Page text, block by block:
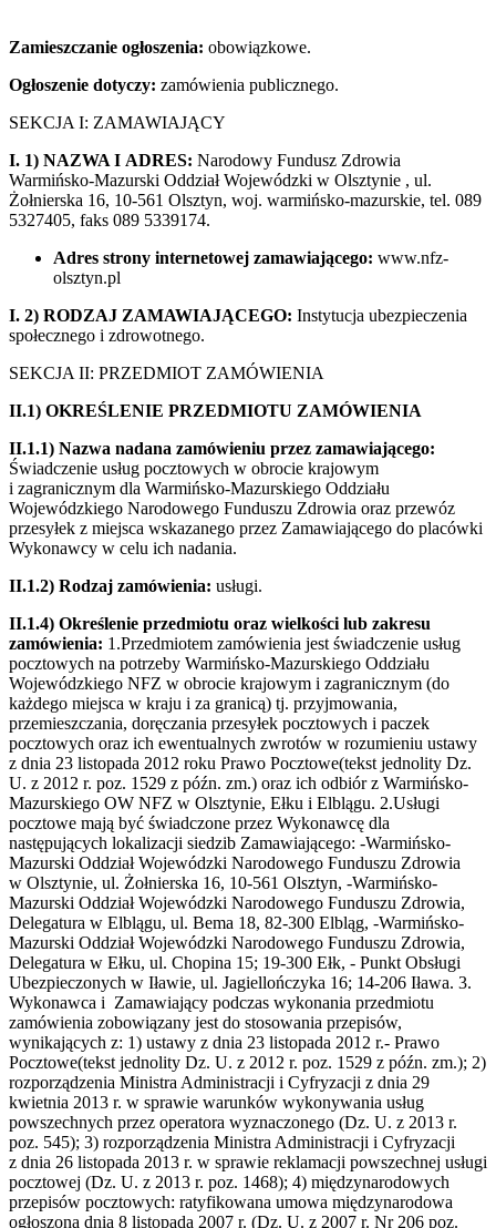
Zamieszczanie ogłoszenia: obowiązkowe.
Ogłoszenie dotyczy: zamówienia publicznego.
SEKCJA I: ZAMAWIAJĄCY
I. 1) NAZWA I ADRES: Narodowy Fundusz Zdrowia
Warmińsko-Mazurski Oddział Wojewódzki w Olsztynie , ul.
Żołnierska 16, 10-561 Olsztyn, woj. warmińsko-mazurskie, tel. 089
5327405, faks 089 5339174.
Adres strony internetowej zamawiającego: www.nfz-
olsztyn.pl
I. 2) RODZAJ ZAMAWIAJĄCEGO: Instytucja ubezpieczenia
społecznego i zdrowotnego.
SEKCJA II: PRZEDMIOT ZAMÓWIENIA
II.1) OKREŚLENIE PRZEDMIOTU ZAMÓWIENIA
II.1.1) Nazwa nadana zamówieniu przez zamawiającego:
Świadczenie usług pocztowych w obrocie krajowym
i zagranicznym dla Warmińsko-Mazurskiego Oddziału
Wojewódzkiego Narodowego Funduszu Zdrowia oraz przewóz
przesyłek z miejsca wskazanego przez Zamawiającego do placówki
Wykonawcy w celu ich nadania.
II.1.2) Rodzaj zamówienia: usługi.
II.1.4) Określenie przedmiotu oraz wielkości lub zakresu
zamówienia: 1.Przedmiotem zamówienia jest świadczenie usług
pocztowych na potrzeby Warmińsko-Mazurskiego Oddziału
Wojewódzkiego NFZ w obrocie krajowym i zagranicznym (do
każdego miejsca w kraju i za granicą) tj. przyjmowania,
przemieszczania, doręczania przesyłek pocztowych i paczek
pocztowych oraz ich ewentualnych zwrotów w rozumieniu ustawy
z dnia 23 listopada 2012 roku Prawo Pocztowe(tekst jednolity Dz.
U. z 2012 r. poz. 1529 z późn. zm.) oraz ich odbiór z Warmińsko-
Mazurskiego OW NFZ w Olsztynie, Ełku i Elblągu. 2.Usługi
pocztowe mają być świadczone przez Wykonawcę dla
następujących lokalizacji siedzib Zamawiającego: -Warmińsko-
Mazurski Oddział Wojewódzki Narodowego Funduszu Zdrowia
w Olsztynie, ul. Żołnierska 16, 10-561 Olsztyn, -Warmińsko-
Mazurski Oddział Wojewódzki Narodowego Funduszu Zdrowia,
Delegatura w Elblągu, ul. Bema 18, 82-300 Elbląg, -Warmińsko-
Mazurski Oddział Wojewódzki Narodowego Funduszu Zdrowia,
Delegatura w Ełku, ul. Chopina 15; 19-300 Ełk, - Punkt Obsługi
Ubezpieczonych w Iławie, ul. Jagiellończyka 16; 14-206 Iława. 3.
Wykonawca i Zamawiający podczas wykonania przedmiotu
zamówienia zobowiązany jest do stosowania przepisów,
wynikających z: 1) ustawy z dnia 23 listopada 2012 r.- Prawo
Pocztowe(tekst jednolity Dz. U. z 2012 r. poz. 1529 z późn. zm.); 2)
rozporządzenia Ministra Administracji i Cyfryzacji z dnia 29
kwietnia 2013 r. w sprawie warunków wykonywania usług
powszechnych przez operatora wyznaczonego (Dz. U. z 2013 r.
poz. 545); 3) rozporządzenia Ministra Administracji i Cyfryzacji
z dnia 26 listopada 2013 r. w sprawie reklamacji powszechnej usługi
pocztowej (Dz. U. z 2013 r. poz. 1468); 4) międzynarodowych
przepisów pocztowych: ratyfikowana umowa międzynarodowa
ogłoszona dnia 8 listopada 2007 r. (Dz. U. z 2007 r. Nr 206 poz.